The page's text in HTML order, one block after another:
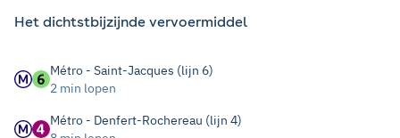
Het dichtstbijzijnde vervoermiddel
Métro - Saint-Jacques (lijn 6)
2 min lopen
Métro - Denfert-Rochereau (lijn 4)